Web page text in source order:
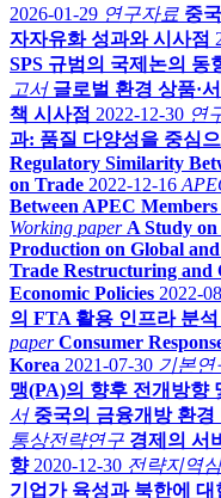
2026-01-29 연구자료 중
자자유화 성과와 시사점
SPS 규범의 국제논의 동
고서 글로벌 환경 상품·
책 시사점 2022-12-30 연
과: 품질 다양성을 중심
Regulatory Similarity
on Trade 2022-12-16
Between APEC
Working paper A Study
Production on Global
Trade Restructuring
Economic Policies 2022-
의 FTA 활용 인프라 분
paper Consumer
Korea 2021-07-30 기본연
맹(PA)의 향후 전개방향
서 중국의 금융개방 환
통상전략연구 경제의 서
향 2020-12-30 전략지역
기업가 육성과 북한에 대